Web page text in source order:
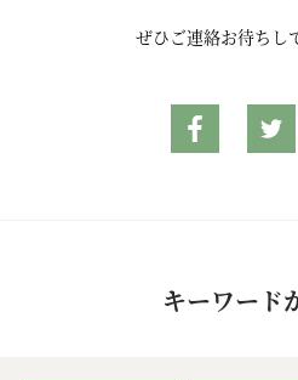
ぜひご連絡お待ちし
キーワード